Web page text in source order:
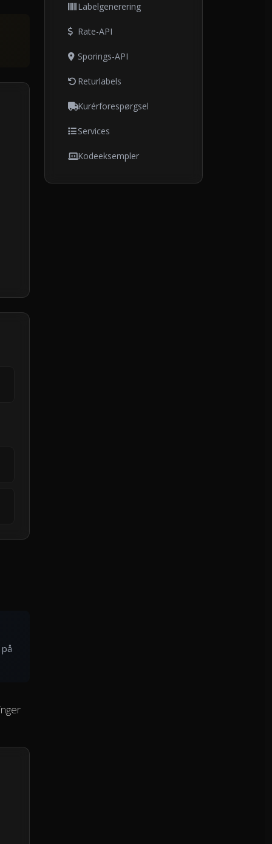
Labelgenerering
Rate-API
Sporings-API
Returlabels
Kurérforespørgsel
Services
Kodeeksempler